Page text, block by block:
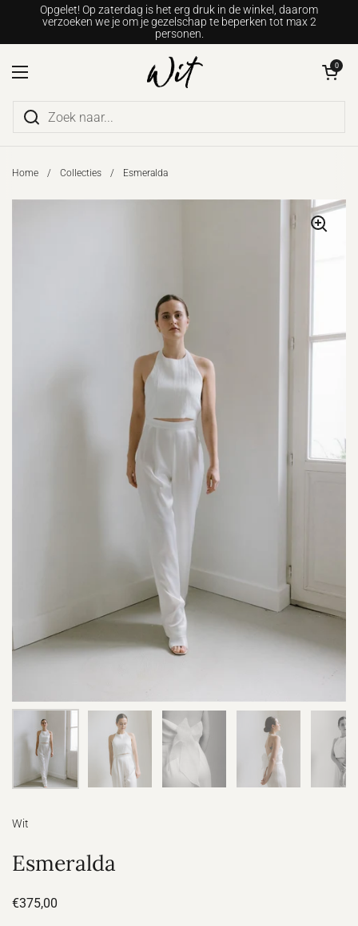
Ga naar content
Opgelet! Op zaterdag is het erg druk in de winkel, daarom
verzoeken we je om je gezelschap te beperken tot max 2
personen.
Menu openen
Winkelwagentje
0
Home / Collecties / Esmeralda
Wit
Esmeralda
€375,00